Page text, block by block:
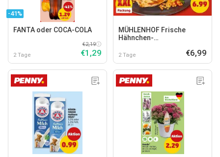
-41%
FANTA oder COCA-COLA
2 Tage
€2,19
€1,29
MÜHLENHOF Frische
Hähnchen-
2 Tage €6,99